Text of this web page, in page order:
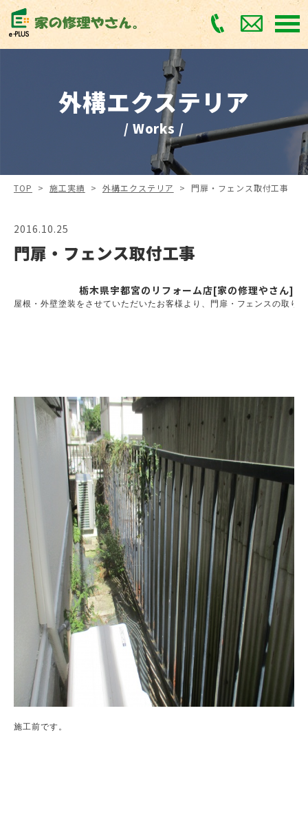
外構エクステリア
/ Works /
TOP > 施工実績 > 外構エクステリア > 門扉・フェンス取付工事
2016.10.25
門扉・フェンス取付工事
栃木県宇都宮のリフォーム店[家の修理やさん]
屋根・外壁塗装をさせていただいたお客様より、門扉・フェンスの取り
施工前です。